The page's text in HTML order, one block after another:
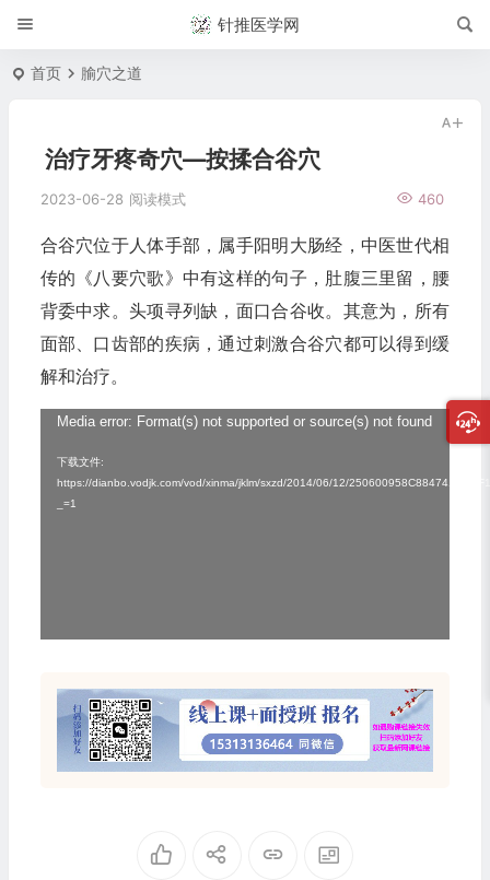
针推医学网
首页 腧穴之道
治疗牙疼奇穴—按揉合谷穴
2023-06-28 460
阅读模式
合谷穴位于人体手部，属手阳明大肠经，中医世代相
传的《八要穴歌》中有这样的句子，肚腹三里留，腰
背委中求。头项寻列缺，面口合谷收。其意为，所有
面部、口齿部的疾病，通过刺激合谷穴都可以得到缓
解和治疗。
Media error: Format(s) not supported or source(s) not found
下载文件:
https://dianbo.vodjk.com/vod/xinma/jklm/sxzd/2014/06/12/
_=1